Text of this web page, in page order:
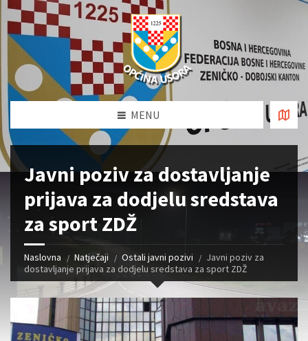
MENU
Javni poziv za dostavljanje
prijava za dodjelu sredstava
za sport ZDŽ
Naslovna Natječaji Ostali javni pozivi
Javni poziv za
dostavljanje prijava za dodjelu sredstava za sport ZDŽ